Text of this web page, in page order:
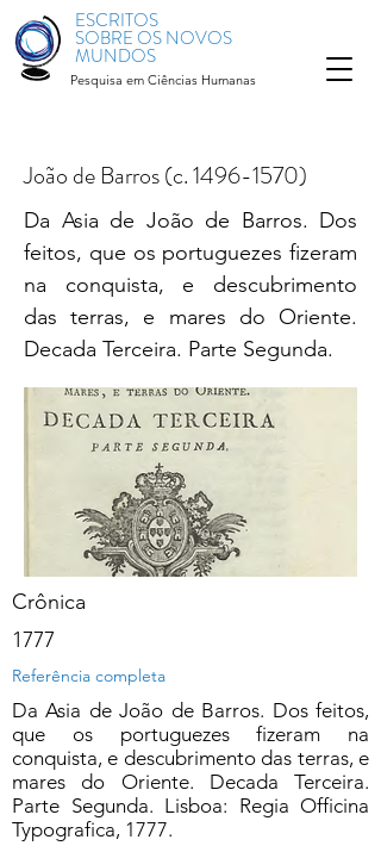
ESCRITOS
SOBRE OS NOVOS
MUNDOS
Pesquisa em Ciências Humanas
João de Barros (c.1496-1570)
Da Asia de João de Barros. Dos
feitos, que os portuguezes fizeram
na conquista, e descubrimento
das terras, e mares do Oriente.
Decada Terceira. Parte Segunda.
Crônica
1777
Referência completa
Da Asia de João de Barros. Dos feitos,
que os portuguezes fizeram na
conquista, e descubrimento das terras, e
mares do Oriente. Decada Terceira.
Parte Segunda. Lisboa: Regia Officina
Typografica, 1777.